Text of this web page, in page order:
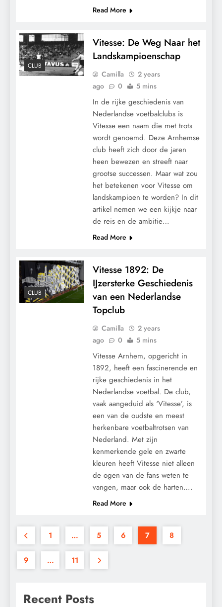
Read More
CLUB
Vitesse: De Weg Naar het
Landskampioenschap
Camilla
2 years
ago
0 5 mins
In de rijke geschiedenis van
Nederlandse voetbalclubs is
Vitesse een naam die met trots
wordt genoemd. Deze Arnhemse
club heeft zich door de jaren
heen bewezen en streeft naar
grootse successen. Maar wat zou
het betekenen voor Vitesse om
landskampioen te worden? In dit
artikel nemen we een kijkje naar
de reis en de ambitie…
Read More
CLUB
Vitesse 1892: De
IJzersterke Geschiedenis
van een Nederlandse
Topclub
Camilla
2 years
ago
0 5 mins
Vitesse Arnhem, opgericht in
1892, heeft een fascinerende en
rijke geschiedenis in het
Nederlandse voetbal. De club,
vaak aangeduid als ‘Vitesse’, is
een van de oudste en meest
herkenbare voetbaltrotsen van
Nederland. Met zijn
kenmerkende gele en zwarte
kleuren heeft Vitesse niet alleen
de ogen van de fans weten te
vangen, maar ook de harten….
Read More
1 … 5 6 7 8
9 … 11
Recent Posts